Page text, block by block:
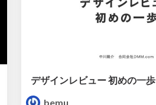
デザインレビュー 初めの一歩
bemu